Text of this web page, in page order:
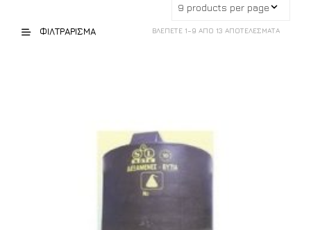
ΦΙΛΤΡΆΡΙΣΜΑ ΒΛΈΠΕΤΕ 1–9 ΑΠΌ 13 ΑΠΟΤΕΛΈΣΜΑΤΑ